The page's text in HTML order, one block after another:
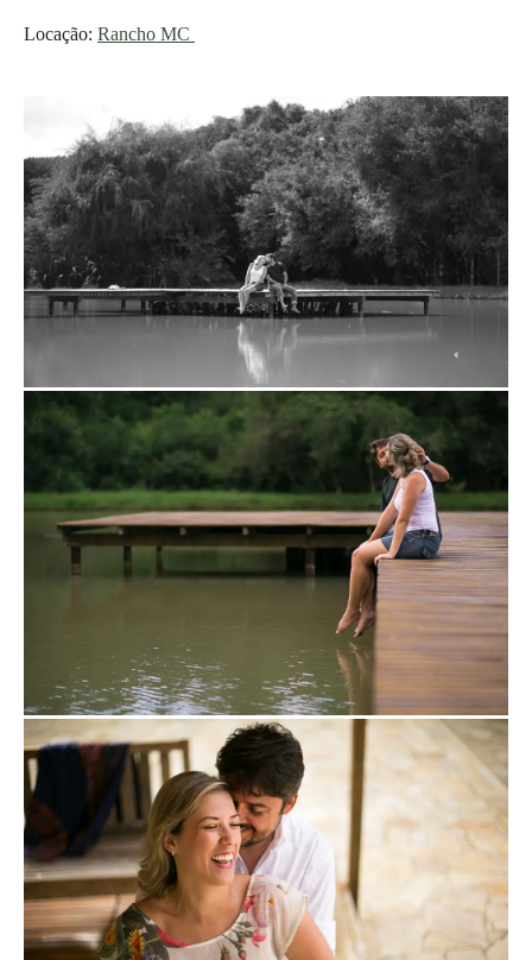
Locação: Rancho MC